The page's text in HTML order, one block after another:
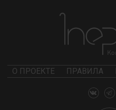
О ПРОЕКТЕ ПРАВИЛА